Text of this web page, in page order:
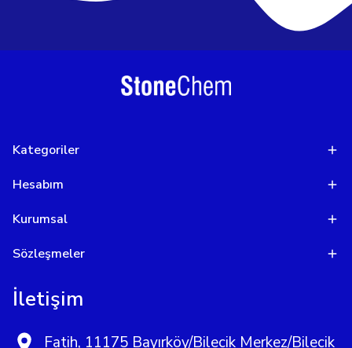
Kategoriler
Hesabım
Kurumsal
Sözleşmeler
İletişim
Fatih, 11175 Bayırköy/Bilecik Merkez/Bilecik